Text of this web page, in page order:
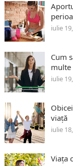
iulie
Cum
iulie
viață
iulie
Viața